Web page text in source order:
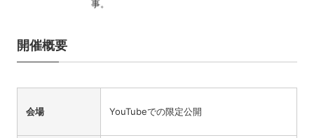
事。
開催概要
会場 YouTubeでの限定公開